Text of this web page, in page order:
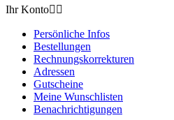
Ihr Konto 
Persönliche Infos
Bestellungen
Rechnungskorrekturen
Adressen
Gutscheine
Meine Wunschlisten
Benachrichtigungen